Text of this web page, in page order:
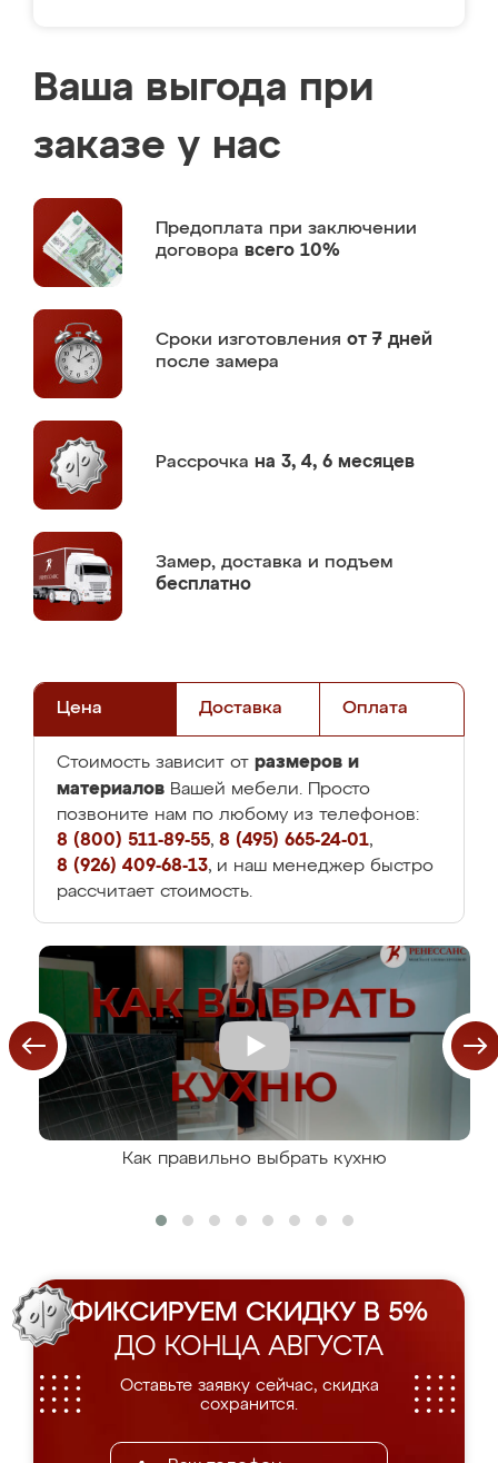
Ваша выгода при
заказе у нас
Предоплата при заключении
договора всего 10%
Сроки изготовления от 7 дней
после замера
Рассрочка на 3, 4, 6 месяцев
Замер, доставка и подъем
бесплатно
Цена Доставка Оплата
Стоимость зависит от размеров и
материалов Вашей мебели. Просто
позвоните нам по любому из телефонов:
8 (800) 511-89-55, 8 (495) 665-24-01,
8 (926) 409-68-13, и наш менеджер быстро
рассчитает стоимость.
Как правильно выбрать кухню
ФИКСИРУЕМ СКИДКУ В 5%
ДО КОНЦА АВГУСТА
Оставьте заявку сейчас, скидка
сохранится.